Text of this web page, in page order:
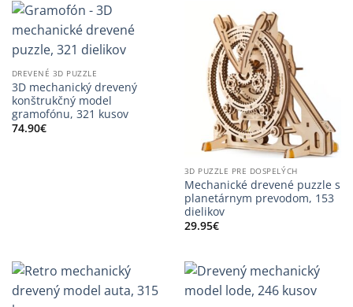
DREVENÉ 3D PUZZLE
3D mechanický drevený
konštrukčný model
gramofónu, 321 kusov
74.90€
3D PUZZLE PRE DOSPELÝCH
Mechanické drevené puzzle s
planetárnym prevodom, 153
dielikov
29.95€